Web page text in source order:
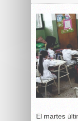
El martes